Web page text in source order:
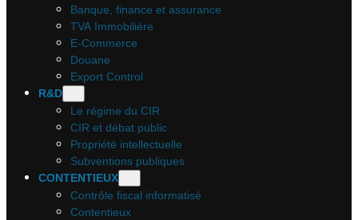
Banque, finance et assurance
TVA Immobilière
E-Commerce
Douane
Export Control
R&D
Le régime du CIR
CIR et débat public
Propriété intellectuelle
Subventions publiques
CONTENTIEUX
Contrôle fiscal informatisé
Contentieux